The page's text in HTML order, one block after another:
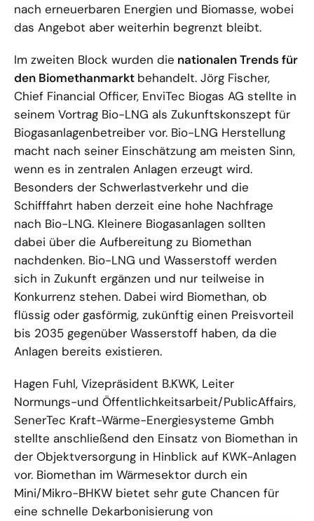
nach erneuerbaren Energien und Biomasse, wobei
das Angebot aber weiterhin begrenzt bleibt.
Im zweiten Block wurden die nationalen Trends für
den Biomethanmarkt behandelt. Jörg Fischer,
Chief Financial Officer, EnviTec Biogas AG stellte in
seinem Vortrag Bio-LNG als Zukunftskonszept für
Biogasanlagenbetreiber vor. Bio-LNG Herstellung
macht nach seiner Einschätzung am meisten Sinn,
wenn es in zentralen Anlagen erzeugt wird.
Besonders der Schwerlastverkehr und die
Schifffahrt haben derzeit eine hohe Nachfrage
nach Bio-LNG. Kleinere Biogasanlagen sollten
dabei über die Aufbereitung zu Biomethan
nachdenken. Bio-LNG und Wasserstoff werden
sich in Zukunft ergänzen und nur teilweise in
Konkurrenz stehen. Dabei wird Biomethan, ob
flüssig oder gasförmig, zukünftig einen Preisvorteil
bis 2035 gegenüber Wasserstoff haben, da die
Anlagen bereits existieren.
Hagen Fuhl, Vizepräsident B.KWK, Leiter
Normungs-und Öffentlichkeitsarbeit/PublicAffairs,
SenerTec Kraft-Wärme-Energiesysteme Gmbh
stellte anschließend den Einsatz von Biomethan in
der Objektversorgung in Hinblick auf KWK-Anlagen
vor. Biomethan im Wärmesektor durch ein
Mini/Mikro-BHKW bietet sehr gute Chancen für
eine schnelle Dekarbonisierung von